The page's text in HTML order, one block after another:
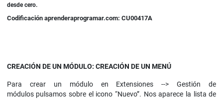
desde cero.
Codificación aprenderaprogramar.com: CU00417A
CREACIÓN DE UN MÓDULO: CREACIÓN DE UN MENÚ
Para crear un módulo en Extensiones --> Gestión de
módulos pulsamos sobre el icono “Nuevo”. Nos aparece la lista de